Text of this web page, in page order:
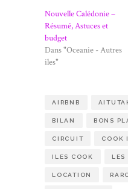
Nouvelle Calédonie –
Résumé, Astuces et
budget
Dans "Oceanie - Autres
iles"
AIRBNB
BILAN BONS
CIRCUIT COOK
ILES COOK LES
LOCATION